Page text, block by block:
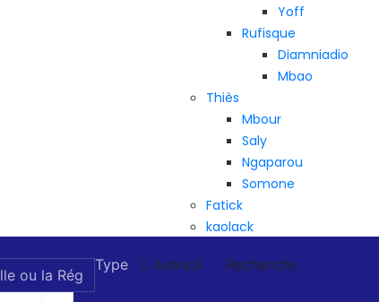
Yoff
Rufisque
Diamniadio
Mbao
Thiès
Mbour
Saly
Ngaparou
Somone
Fatick
kaolack
Type
Avancé Recherche